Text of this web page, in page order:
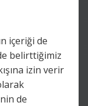
içeriği de
belirttiğimiz
izin verir
de